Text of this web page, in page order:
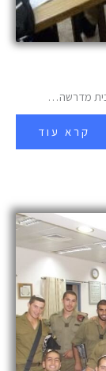
מדרשה…
קרא עוד